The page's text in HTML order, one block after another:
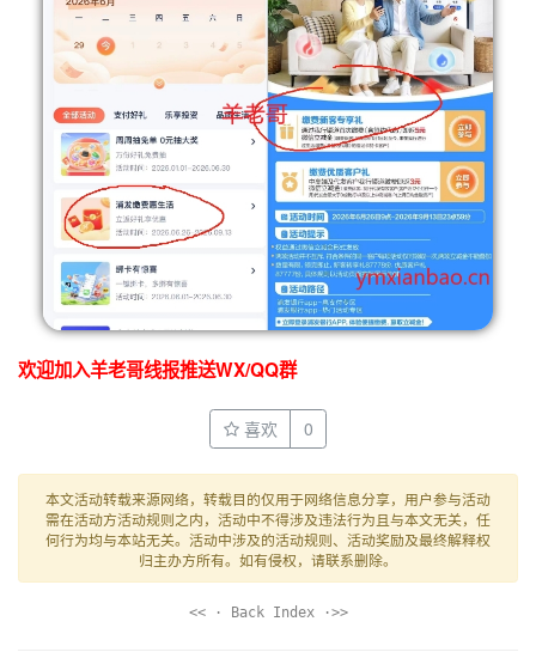
欢迎加入羊老哥线报推送WX/QQ群
喜欢 0
本文活动转载来源网络，转载目的仅用于网络信息分享，用户参与活动
需在活动方活动规则之内，活动中不得涉及违法行为且与本文无关，任
何行为均与本站无关。活动中涉及的活动规则、活动奖励及最终解释权
归主办方所有。如有侵权，请联系删除。
<< · Back Index ·>>